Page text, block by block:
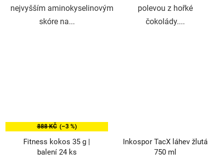
nejvyšším aminokyselinovým
skóre na...
polevou z hořké
čokolády....
888 KČ (–3 %)
Fitness kokos 35 g |
balení 24 ks
Inkospor TacX láhev žlutá
750 ml